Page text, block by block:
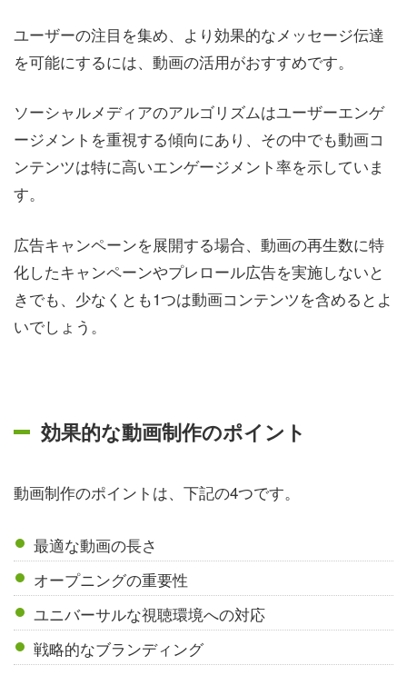
ユーザーの注目を集め、より効果的なメッセージ伝達
を可能にするには、動画の活用がおすすめです。
ソーシャルメディアのアルゴリズムはユーザーエンゲ
ージメントを重視する傾向にあり、その中でも動画コ
ンテンツは特に高いエンゲージメント率を示していま
す。
広告キャンペーンを展開する場合、動画の再生数に特
化したキャンペーンやプレロール広告を実施しないと
きでも、少なくとも1つは動画コンテンツを含めるとよ
いでしょう。
効果的な動画制作のポイント
動画制作のポイントは、下記の4つです。
最適な動画の長さ
オープニングの重要性
ユニバーサルな視聴環境への対応
戦略的なブランディング